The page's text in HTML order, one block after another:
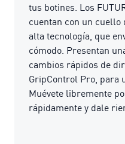
tus botines. Los
cuentan con un cuello
alta tecnología, que
cómodo. Presentan
cambios rápidos de
GripControl Pro, para
Muévete libremente
rápidamente y dale